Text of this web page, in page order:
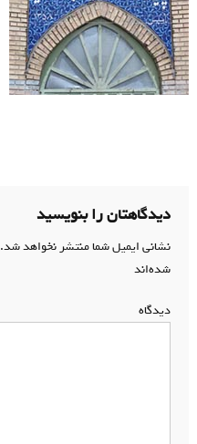
دیدگاهتان را بنویسید
نشانی ایمیل شما منتشر نخواهد شد.
شده‌اند
دیدگاه